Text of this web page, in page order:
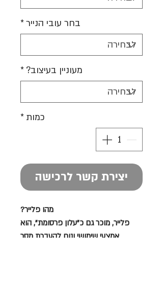
בחר עובי הנייר*
מעוניין בעיצוב? *
כמות *
יצירת קשר לרכישה
מהו פלייר?
פלייר, מוכר גם כ"עלון פרסומת", הוא
אמצעי שימושי ונוח להעברת מסר